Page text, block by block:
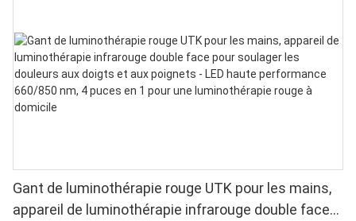
Gant de luminothérapie rouge UTK pour les mains,
appareil de luminothérapie infrarouge double face